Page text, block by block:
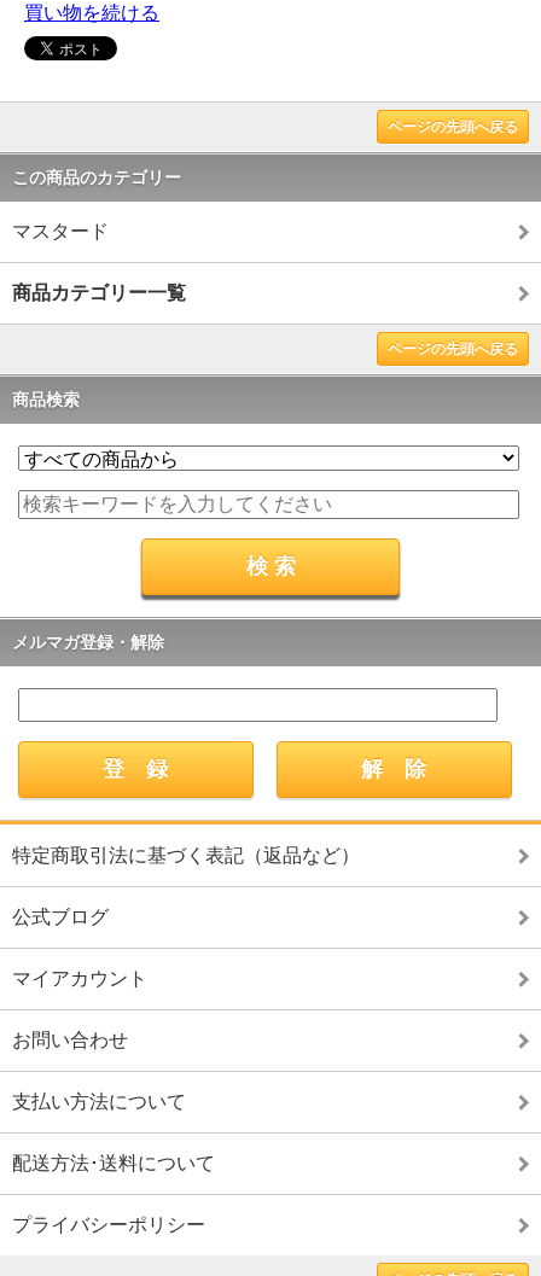
買い物を続ける
ページの先頭へ戻る
この商品のカテゴリー
マスタード
商品カテゴリー一覧
ページの先頭へ戻る
商品検索
メルマガ登録・解除
特定商取引法に基づく表記（返品など）
公式ブログ
マイアカウント
お問い合わせ
支払い方法について
配送方法･送料について
プライバシーポリシー